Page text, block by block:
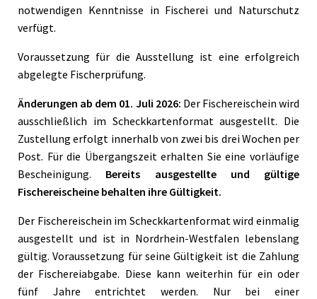
Wirtschaft
notwendigen Kenntnisse in Fischerei und Naturschutz
verfügt.
Voraussetzung für die Ausstellung ist eine erfolgreich
abgelegte Fischerprüfung.
Änderungen ab dem 01. Juli 2026: Der Fischereischein wird
ausschließlich im Scheckkartenformat ausgestellt. Die
Zustellung erfolgt innerhalb von zwei bis drei Wochen per
Post. Für die Übergangszeit erhalten Sie eine vorläufige
Bescheinigung. Bereits ausgestellte und gültige
Fischereischeine behalten ihre Gültigkeit.
Der Fischereischein im Scheckkartenformat wird einmalig
ausgestellt und ist in Nordrhein-Westfalen lebenslang
gültig. Voraussetzung für seine Gültigkeit ist die Zahlung
der Fischereiabgabe. Diese kann weiterhin für ein oder
fünf Jahre entrichtet werden. Nur bei einer